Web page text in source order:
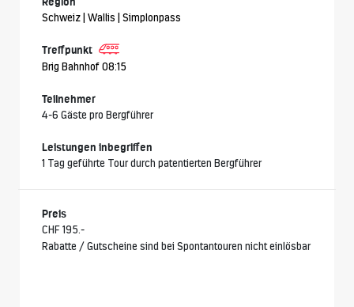
Schweiz | Wallis | Simplonpass
Treffpunkt
Brig Bahnhof 08:15
Teilnehmer
4-6 Gäste pro Bergführer
Leistungen inbegriffen
1 Tag geführte Tour durch patentierten Bergführer
Preis
CHF 195.-
Rabatte / Gutscheine sind bei Spontantouren nicht einlösbar